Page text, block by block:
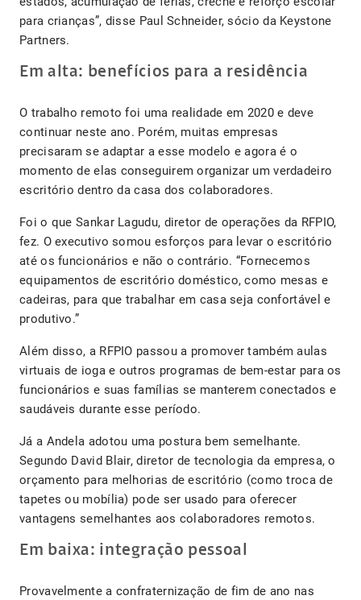
para crianças”, disse Paul Schneider, sócio da Keystone
Partners.
Em alta: benefícios para a residência
O trabalho remoto foi uma realidade em 2020 e deve
continuar neste ano. Porém, muitas empresas
precisaram se adaptar a esse modelo e agora é o
momento de elas conseguirem organizar um verdadeiro
escritório dentro da casa dos colaboradores.
Foi o que Sankar Lagudu, diretor de operações da RFPIO,
fez. O executivo somou esforços para levar o escritório
até os funcionários e não o contrário. “Fornecemos
equipamentos de escritório doméstico, como mesas e
cadeiras, para que trabalhar em casa seja confortável e
produtivo.”
Além disso, a RFPIO passou a promover também aulas
virtuais de ioga e outros programas de bem-estar para os
funcionários e suas famílias se manterem conectados e
saudáveis ​​durante esse período.
Já a Andela adotou uma postura bem semelhante.
Segundo David Blair, diretor de tecnologia da empresa, o
orçamento para melhorias de escritório (como troca de
tapetes ou mobília) pode ser usado para oferecer
vantagens semelhantes aos colaboradores remotos.
Em baixa: integração pessoal
Provavelmente a confraternização de fim de ano nas